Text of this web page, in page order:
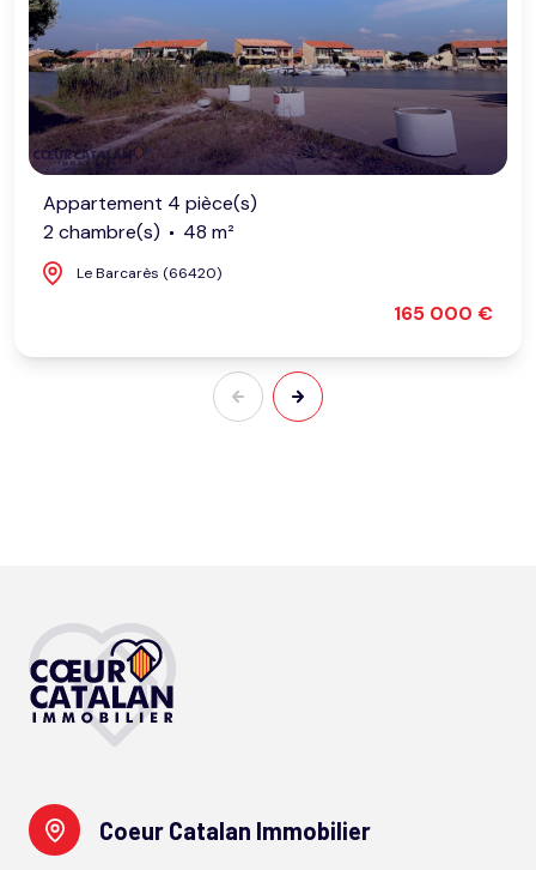
Appartement 4 pièce(s)
2 chambre(s)
48 m²
Le Barcarès (66420)
165 000 €
Coeur Catalan Immobilier